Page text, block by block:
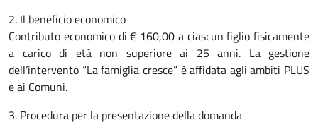
2. Il beneficio economico
Contributo economico di € 160,00 a ciascun figlio fisicamente
a carico di età non superiore ai 25 anni. La gestione
dell’intervento “La famiglia cresce” è affidata agli ambiti PLUS
e ai Comuni.
3. Procedura per la presentazione della domanda